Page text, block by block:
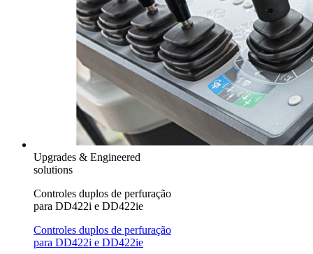
Upgrades & Engineered
solutions
Controles duplos de perfuração
para DD422i e DD422ie
Controles duplos de perfuração
para DD422i e DD422ie